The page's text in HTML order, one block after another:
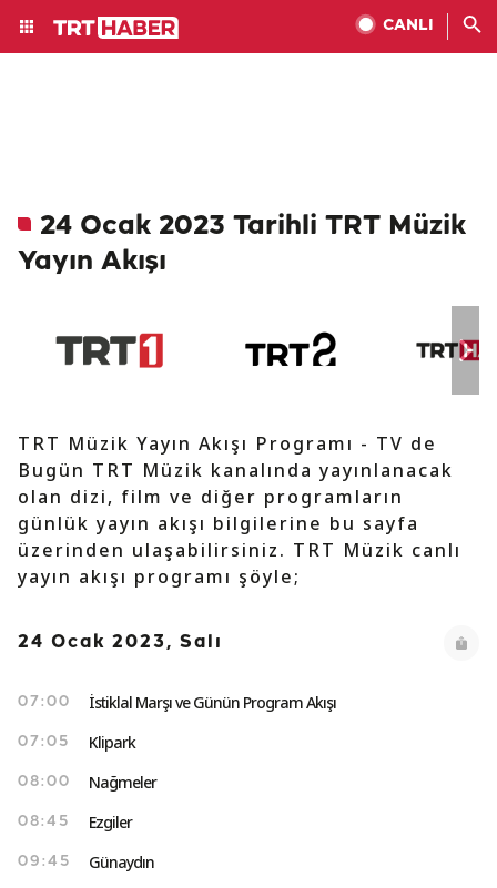
CANLI
24 Ocak 2023 Tarihli TRT Müzik
Yayın Akışı
TRT Müzik Yayın Akışı Programı - TV de
Bugün TRT Müzik kanalında yayınlanacak
olan dizi, film ve diğer programların
günlük yayın akışı bilgilerine bu sayfa
üzerinden ulaşabilirsiniz. TRT Müzik canlı
yayın akışı programı şöyle;
24 Ocak 2023, Salı
07:00 İstiklal Marşı ve Günün Program Akışı
07:05 Klipark
08:00 Nağmeler
08:45 Ezgiler
09:45 Günaydın